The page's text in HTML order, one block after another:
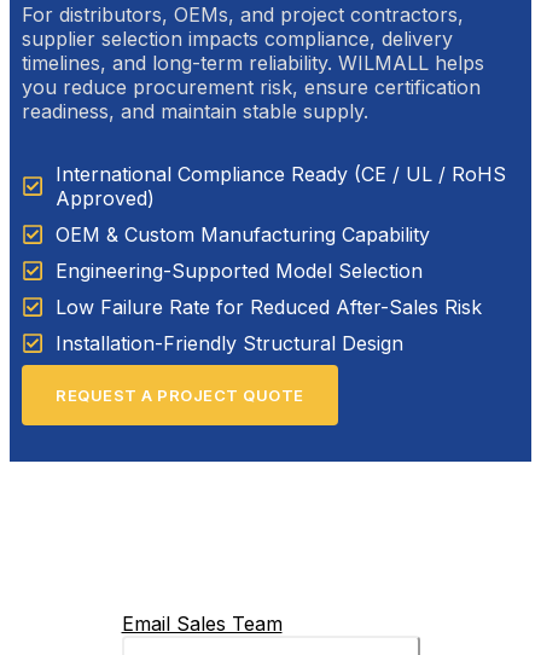
For distributors, OEMs, and project contractors,
supplier selection impacts compliance, delivery
timelines, and long-term reliability. WILMALL helps
you reduce procurement risk, ensure certification
readiness, and maintain stable supply.
International Compliance Ready (CE / UL / RoHS
Approved)
OEM & Custom Manufacturing Capability
Engineering-Supported Model Selection
Low Failure Rate for Reduced After-Sales Risk
Installation-Friendly Structural Design
REQUEST A PROJECT QUOTE
Email Sales Team